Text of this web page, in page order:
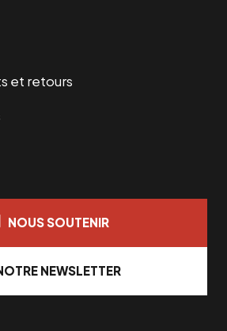
et retours
NOUS SOUTENIR
NEWSLETTER